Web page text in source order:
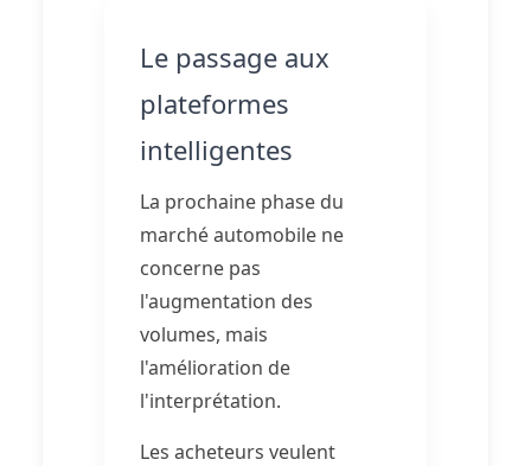
Le passage aux
plateformes
intelligentes
La prochaine phase du
marché automobile ne
concerne pas
l'augmentation des
volumes, mais
l'amélioration de
l'interprétation.
Les acheteurs veulent